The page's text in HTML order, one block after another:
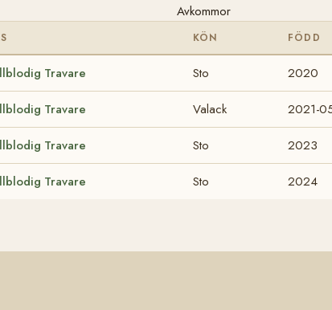
Avkommor
KÖN FÖDD
Travare Sto 2020
Travare Valack 2021-
Travare Sto 2023
Travare Sto 2024